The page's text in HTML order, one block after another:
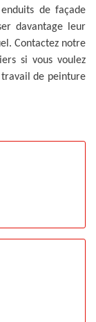
de façade
davantage leur
Contactez notre
si vous voulez
travail de peinture